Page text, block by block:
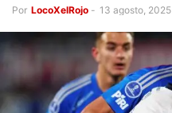
Por LocoXelRojo - 13 agosto, 2025